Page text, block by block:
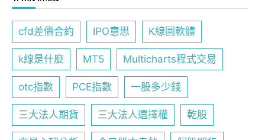
cfd差價合約 IPO意思 K線圖軟體
k線是什麼 MT5 Multicharts程式交易
otc指數 PCE指數 一股多少錢
三大法人期貨 三大法人選擇權 乾股